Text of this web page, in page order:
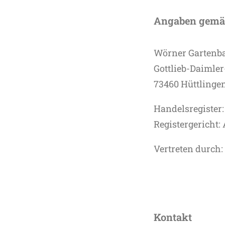
Angaben
Wörner
Gottlieb-
73460
Handelsregister:
Vertreten
Kontakt